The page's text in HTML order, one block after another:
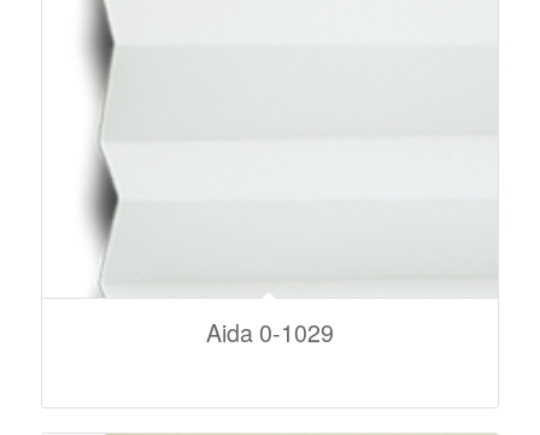
Aida 0-1029